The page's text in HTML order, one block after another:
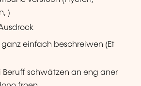
)
einfach beschreiwen (Et
Beruff schwätzen an eng aner